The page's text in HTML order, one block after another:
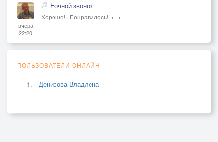
вчера
22:20
Ночной звонок
Хорошо!.. Понравилось!..+++
ПОЛЬЗОВАТЕЛИ ОНЛАЙН
Денисова Владлена